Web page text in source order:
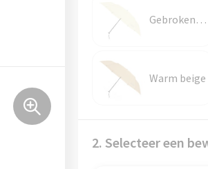
Gebroken wit
Warm beige
2. Selecteer een